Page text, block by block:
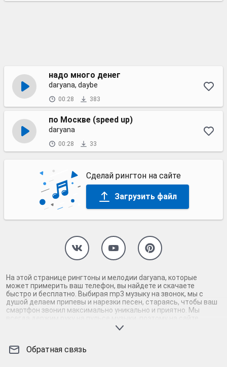
надо много денег
daryana, daybe
00:28 383
по Москве (speed up)
daryana
00:28 33
Сделай рингтон на сайте
Загрузить файл
На этой странице рингтоны и мелодии daryana, которые
может примерить ваш телефон, вы найдете и скачаете
быстро и бесплатно. Выбирая mp3 музыку на звонок, мы с
душой делаем припевы и нарезки песен, стараясь, чтобы ваш
смартфон звонил максимально уникально и приятно. Мы
всегда держим руку на пульсе музыки, поэтому на сайте
присутствуют только самые нормальные рингтоны daryana.
телефона. Вам точно не будет стыдно за такую мелодию
Обратная связь